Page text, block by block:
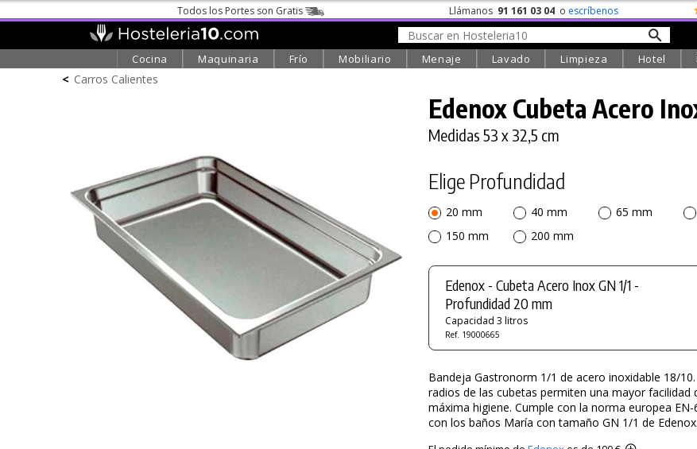
Todos los Portes son Gratis Llámanos 91 161 03 04 o escríbenos
Cocina Maquinaria Frío Mobiliario Menaje Lavado Limpieza Hotel
< Carros Calientes
Edenox Cubeta Acero
Medidas 53 x 32,5 cm
Elige Profundidad
20 mm 40 mm 65 mm
150 mm
200 mm
Edenox - Cubeta Acero Inox GN 1/1 -
Profundidad 20 mm
Capacidad 3 litros
Ref. 19000665
Bandeja Gastronorm 1/1 de acero inoxidable 18/
radios de las cubetas permiten una mayor facilidad
máxima higiene. Cumple con la norma europea
con los baños María con tamaño GN 1/1 de Edenox.